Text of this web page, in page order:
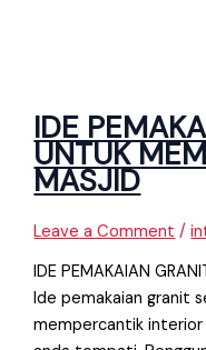
IDE
UNTUK
MASJID
Leave a Comment /
IDE PEMAKAIAN
Ide pemakaian granit
mempercantik interior